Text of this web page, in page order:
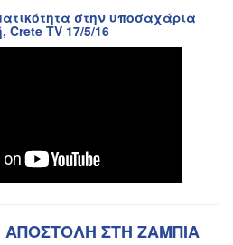
στην υποσαχάρια
Crete TV 17/5/16
ΑΠΟΣΤΟΛΗ ΣΤΗ ΖΑΜΠΙΑ